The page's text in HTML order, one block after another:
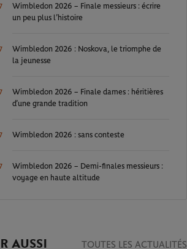
Wimbledon 2026 – Finale messieurs : écrire
un peu plus l’histoire
Wimbledon 2026 : Noskova, le triomphe de
la jeunesse
Wimbledon 2026 – Finale dames : héritières
d’une grande tradition
Wimbledon 2026 : sans conteste
Wimbledon 2026 – Demi-finales messieurs :
voyage en haute altitude
AUSSI TOUTES LES ACTUALITÉS